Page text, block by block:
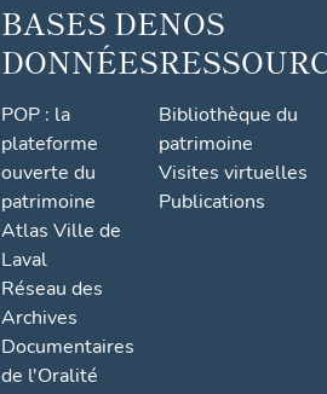
BASES DE
DONNÉES
POP : la
plateforme
ouverte du
patrimoine
Atlas Ville de
Laval
Réseau des
Archives
Documentaires
de l'Oralité
NOS
Bibliothèque du
patrimoine
Visites virtuelles
Publications